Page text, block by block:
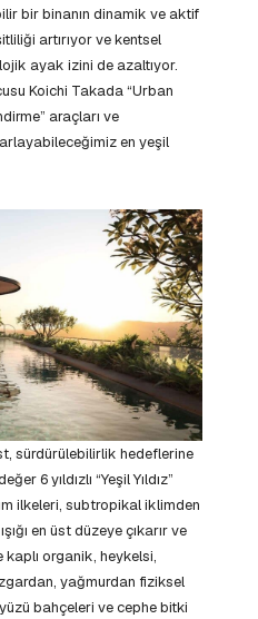
bir binanın dinamik ve aktif
artırıyor ve kentsel
ayak izini de azaltıyor.
Koichi Takada “Urban
araçları ve
en yeşil
sürdürülebilirlik hedeflerine
6 yıldızlı “Yeşil Yıldız”
ilkeleri, subtropikal iklimden
en üst düzeye çıkarır ve
kaplı organik, heykelsi,
yağmurdan fiziksel
bahçeleri ve cephe bitki